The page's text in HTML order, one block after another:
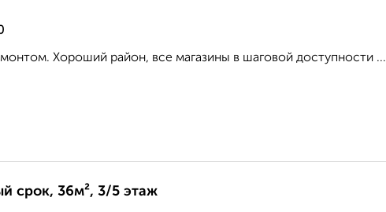
Хороший район, все магазины в шаговой доступности ...
срок, 36м², 3/5 этаж